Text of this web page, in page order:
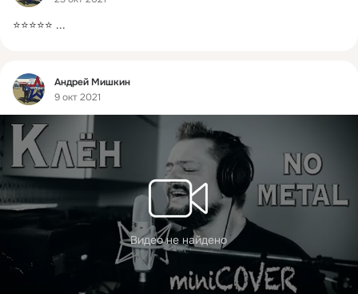
⭐⭐⭐⭐⭐ ...
Фид
Андрей Мишкин
9 окт 2021
Видео не найдено